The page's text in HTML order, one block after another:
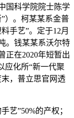
国科学院院士陈学
）。柯某某系金普
手艺”。定于12月
。钱某某系沃尔特
正在2020年短暂出
应化所“新一代聚
，普立思官网透
”50%的产权；